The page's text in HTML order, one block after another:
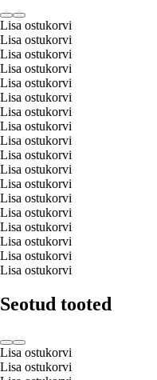
Lisa ostukorvi
Lisa ostukorvi
Lisa ostukorvi
Lisa ostukorvi
Lisa ostukorvi
Lisa ostukorvi
Lisa ostukorvi
Lisa ostukorvi
Lisa ostukorvi
Lisa ostukorvi
Lisa ostukorvi
Lisa ostukorvi
Lisa ostukorvi
Lisa ostukorvi
Lisa ostukorvi
Lisa ostukorvi
Lisa ostukorvi
Lisa ostukorvi
Seotud tooted
Lisa ostukorvi
Lisa ostukorvi